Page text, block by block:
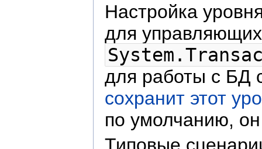
Настройка
для
для работы с БД
сохранит этот
по умолчанию,